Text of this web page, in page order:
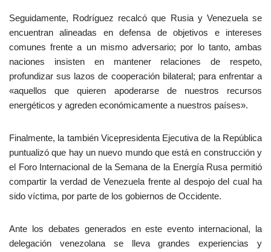
Seguidamente, Rodríguez recalcó que Rusia y Venezuela se
encuentran alineadas en defensa de objetivos e intereses
comunes frente a un mismo adversario; por lo tanto, ambas
naciones insisten en mantener relaciones de respeto,
profundizar sus lazos de cooperación bilateral; para enfrentar a
«aquellos que quieren apoderarse de nuestros recursos
energéticos y agreden económicamente a nuestros países».
Finalmente, la también Vicepresidenta Ejecutiva de la República
puntualizó que hay un nuevo mundo que está en construcción y
el Foro Internacional de la Semana de la Energía Rusa permitió
compartir la verdad de Venezuela frente al despojo del cual ha
sido víctima, por parte de los gobiernos de Occidente.
Ante los debates generados en este evento internacional, la
delegación venezolana se lleva grandes experiencias y